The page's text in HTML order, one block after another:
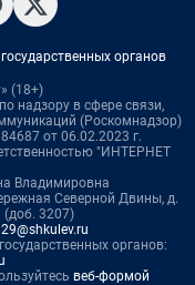
органов
(18+)
надзору в сфере связи,
(Роскомнадзор)
от 06.02.2023 г.
"ИНТЕРНЕТ
Владимировна
Северной Двины, д.
(доб. 3207)
29@shkulev.ru
органов:
веб-формой